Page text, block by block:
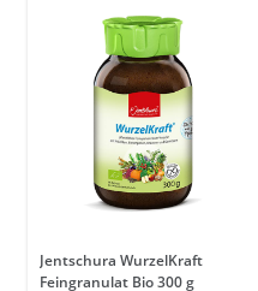
Jentschura WurzelKraft
Feingranulat Bio 300 g